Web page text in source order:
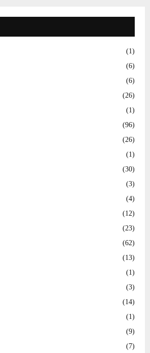
(1)
(6)
(6)
(26)
(1)
(96)
(26)
(1)
(30)
(3)
(4)
(12)
(23)
(62)
(13)
(1)
(3)
(14)
(1)
(9)
(7)